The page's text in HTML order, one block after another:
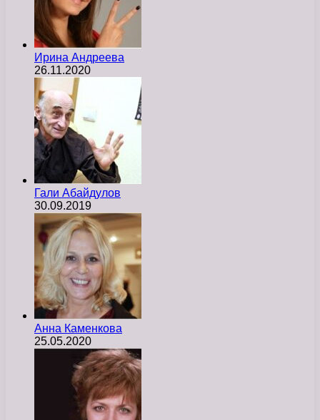
Ирина Андреева
26.11.2020
Гали Абайдулов
30.09.2019
Анна Каменкова
25.05.2020